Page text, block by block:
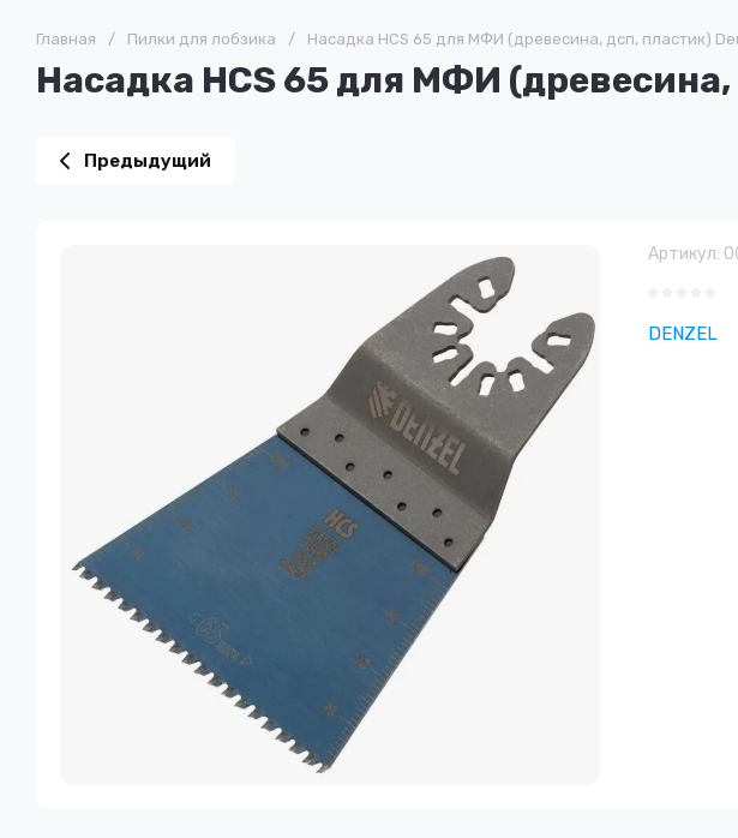
Главная / Пилки для лобзика / Насадка HCS 65 для МФИ (древесина, дсп, пластик)
Насадка HCS 65 для МФИ
Предыдущий
Артикул:
DENZEL